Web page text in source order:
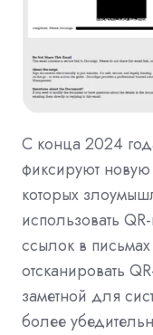
С конца 2024
фиксируют
которых
использовать
ссылок в письмах
отсканировать
заметной для
более